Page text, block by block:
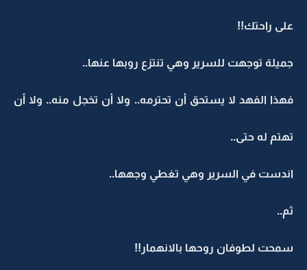
على راحتك!!
جميلة توجهت للسرير وهي تنتزع روبها عنها..
فهذا الفهد لا يستحق أن تحترمه.. ولا أن تخجل منه.. ولا أن
تهتم له حتى..
اندست في السرير وهي تغطي وجهها..
ثم..
سمحت لطوفان روحها بالانهمار!!